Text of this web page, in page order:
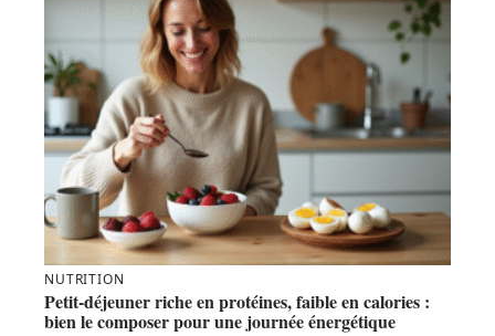
NUTRITION
Petit-déjeuner riche en protéines, faible en calories :
bien le composer pour une journée énergétique